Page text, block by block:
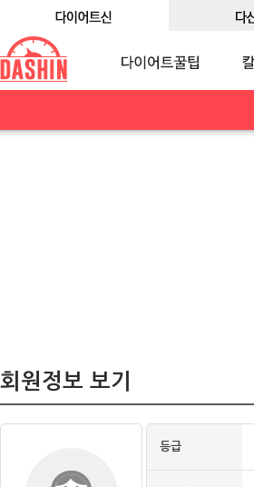
회원정보 보기
등급